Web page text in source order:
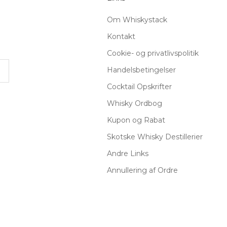
Om Whiskystack
Kontakt
Cookie- og privatlivspolitik
Handelsbetingelser
Cocktail Opskrifter
Whisky Ordbog
Kupon og Rabat
Skotske Whisky Destillerier
Andre Links
Annullering af Ordre